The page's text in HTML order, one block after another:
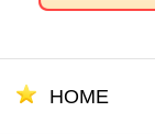
HOME